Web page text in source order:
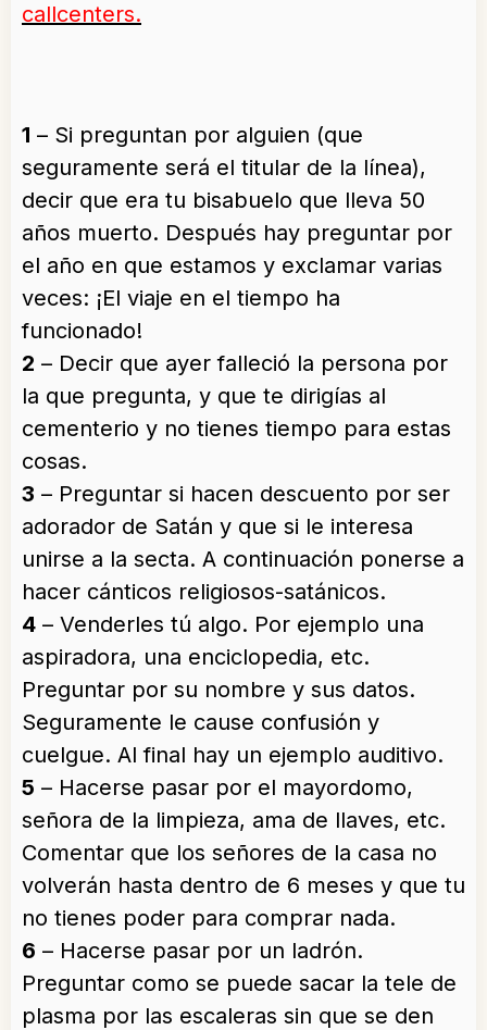
callcenters.
1 – Si preguntan por alguien (que
seguramente será el titular de la línea),
decir que era tu bisabuelo que lleva 50
años muerto. Después hay preguntar por
el año en que estamos y exclamar varias
veces: ¡El viaje en el tiempo ha
funcionado!
2 – Decir que ayer falleció la persona por
la que pregunta, y que te dirigías al
cementerio y no tienes tiempo para estas
cosas.
3 – Preguntar si hacen descuento por ser
adorador de Satán y que si le interesa
unirse a la secta. A continuación ponerse a
hacer cánticos religiosos-satánicos.
4 – Venderles tú algo. Por ejemplo una
aspiradora, una enciclopedia, etc.
Preguntar por su nombre y sus datos.
Seguramente le cause confusión y
cuelgue. Al final hay un ejemplo auditivo.
5 – Hacerse pasar por el mayordomo,
señora de la limpieza, ama de llaves, etc.
Comentar que los señores de la casa no
volverán hasta dentro de 6 meses y que tu
no tienes poder para comprar nada.
6 – Hacerse pasar por un ladrón.
Preguntar como se puede sacar la tele de
plasma por las escaleras sin que se den